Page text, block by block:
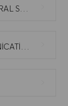
FACILITIES, ARCHITECTURE & GENERAL SERVICES